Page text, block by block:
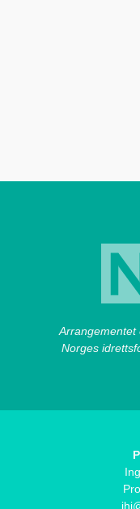
Arrangementet
Norges